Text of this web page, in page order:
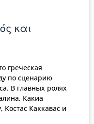
και
греческая
по сценарию
В главных ролях
Какиа
Костас Каккавас и